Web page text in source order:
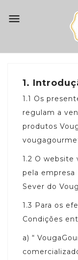

1.
1.1 Os
regulam a
produtos
1.2 O website
pela empresa
Sever do
1.3 Para os
Condições
a) “